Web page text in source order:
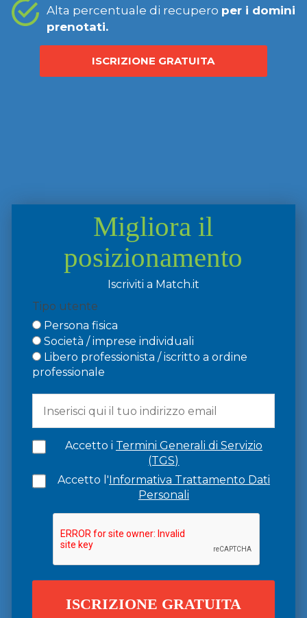
Alta percentuale di recupero per i domini
prenotati.
ISCRIZIONE GRATUITA
Migliora il
posizionamento
Iscriviti a Match.it
Tipo utente
Persona fisica
Società / imprese individuali
Libero professionista / iscritto a ordine
professionale
Accetto i Termini Generali di Servizio
(TGS)
Accetto l'Informativa Trattamento Dati
Personali